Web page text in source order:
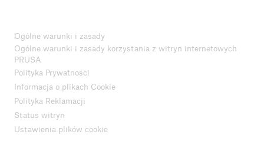
Ogólne warunki i zasady
Ogólne warunki i zasady korzystania z witryn internetowych
PRUSA
Polityka Prywatności
Informacja o plikach Cookie
Polityka Reklamacji
Status witryn
Ustawienia plików cookie